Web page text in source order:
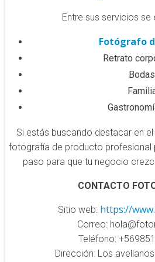
Entre sus servicios se
Fotógrafo
Retrato
Si estás buscando destacar en
fotografía de producto profesional
paso para que tu negocio
CONTACTO
Sitio web: https://
Correo:
Teléfono:
Dirección: Los